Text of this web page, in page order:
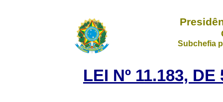
Subchefia
LEI Nº 11.183,